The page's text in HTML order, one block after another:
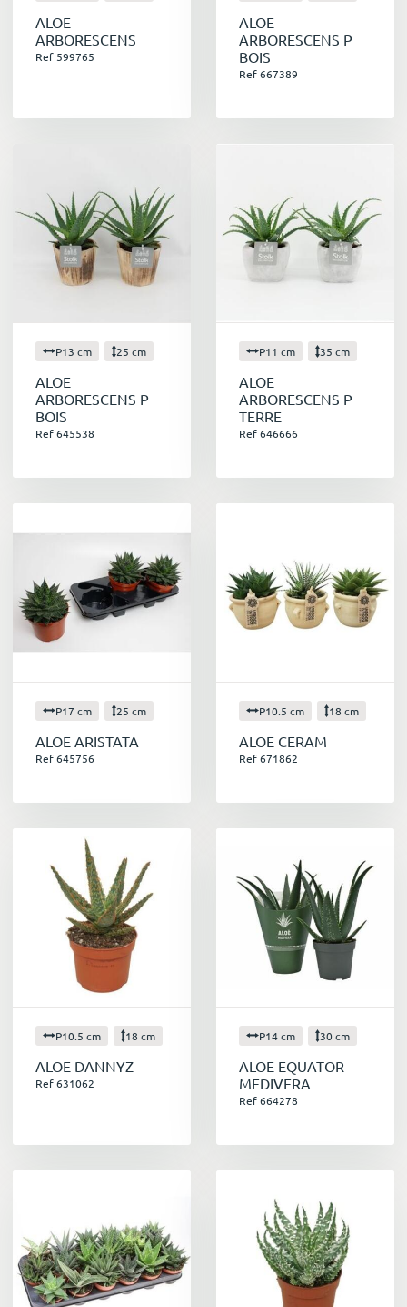
ALOE
ARBORESCENS
Ref 599765
ALOE
ARBORESCENS P
BOIS
Ref 667389
P13 cm 25 cm
ALOE
ARBORESCENS P
BOIS
Ref 645538
P11 cm 35 cm
ALOE
ARBORESCENS P
TERRE
Ref 646666
P17 cm 25 cm
ALOE ARISTATA
Ref 645756
P10.5 cm 18 cm
ALOE CERAM
Ref 671862
P10.5 cm 18 cm
ALOE DANNYZ
Ref 631062
P14 cm 30 cm
ALOE EQUATOR
MEDIVERA
Ref 664278